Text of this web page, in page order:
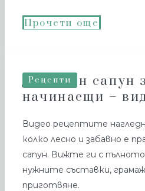
Прочети още
Рецепти
Домашен сапун
начинаещи –
Видео рецептите
колко лесно и забавно е
сапун. Вижте ги с
нужните съставки,
приготвяне.